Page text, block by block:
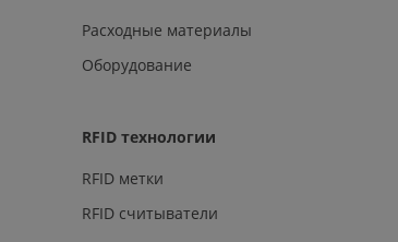
Расходные материалы
Оборудование
RFID технологии
RFID метки
RFID считыватели